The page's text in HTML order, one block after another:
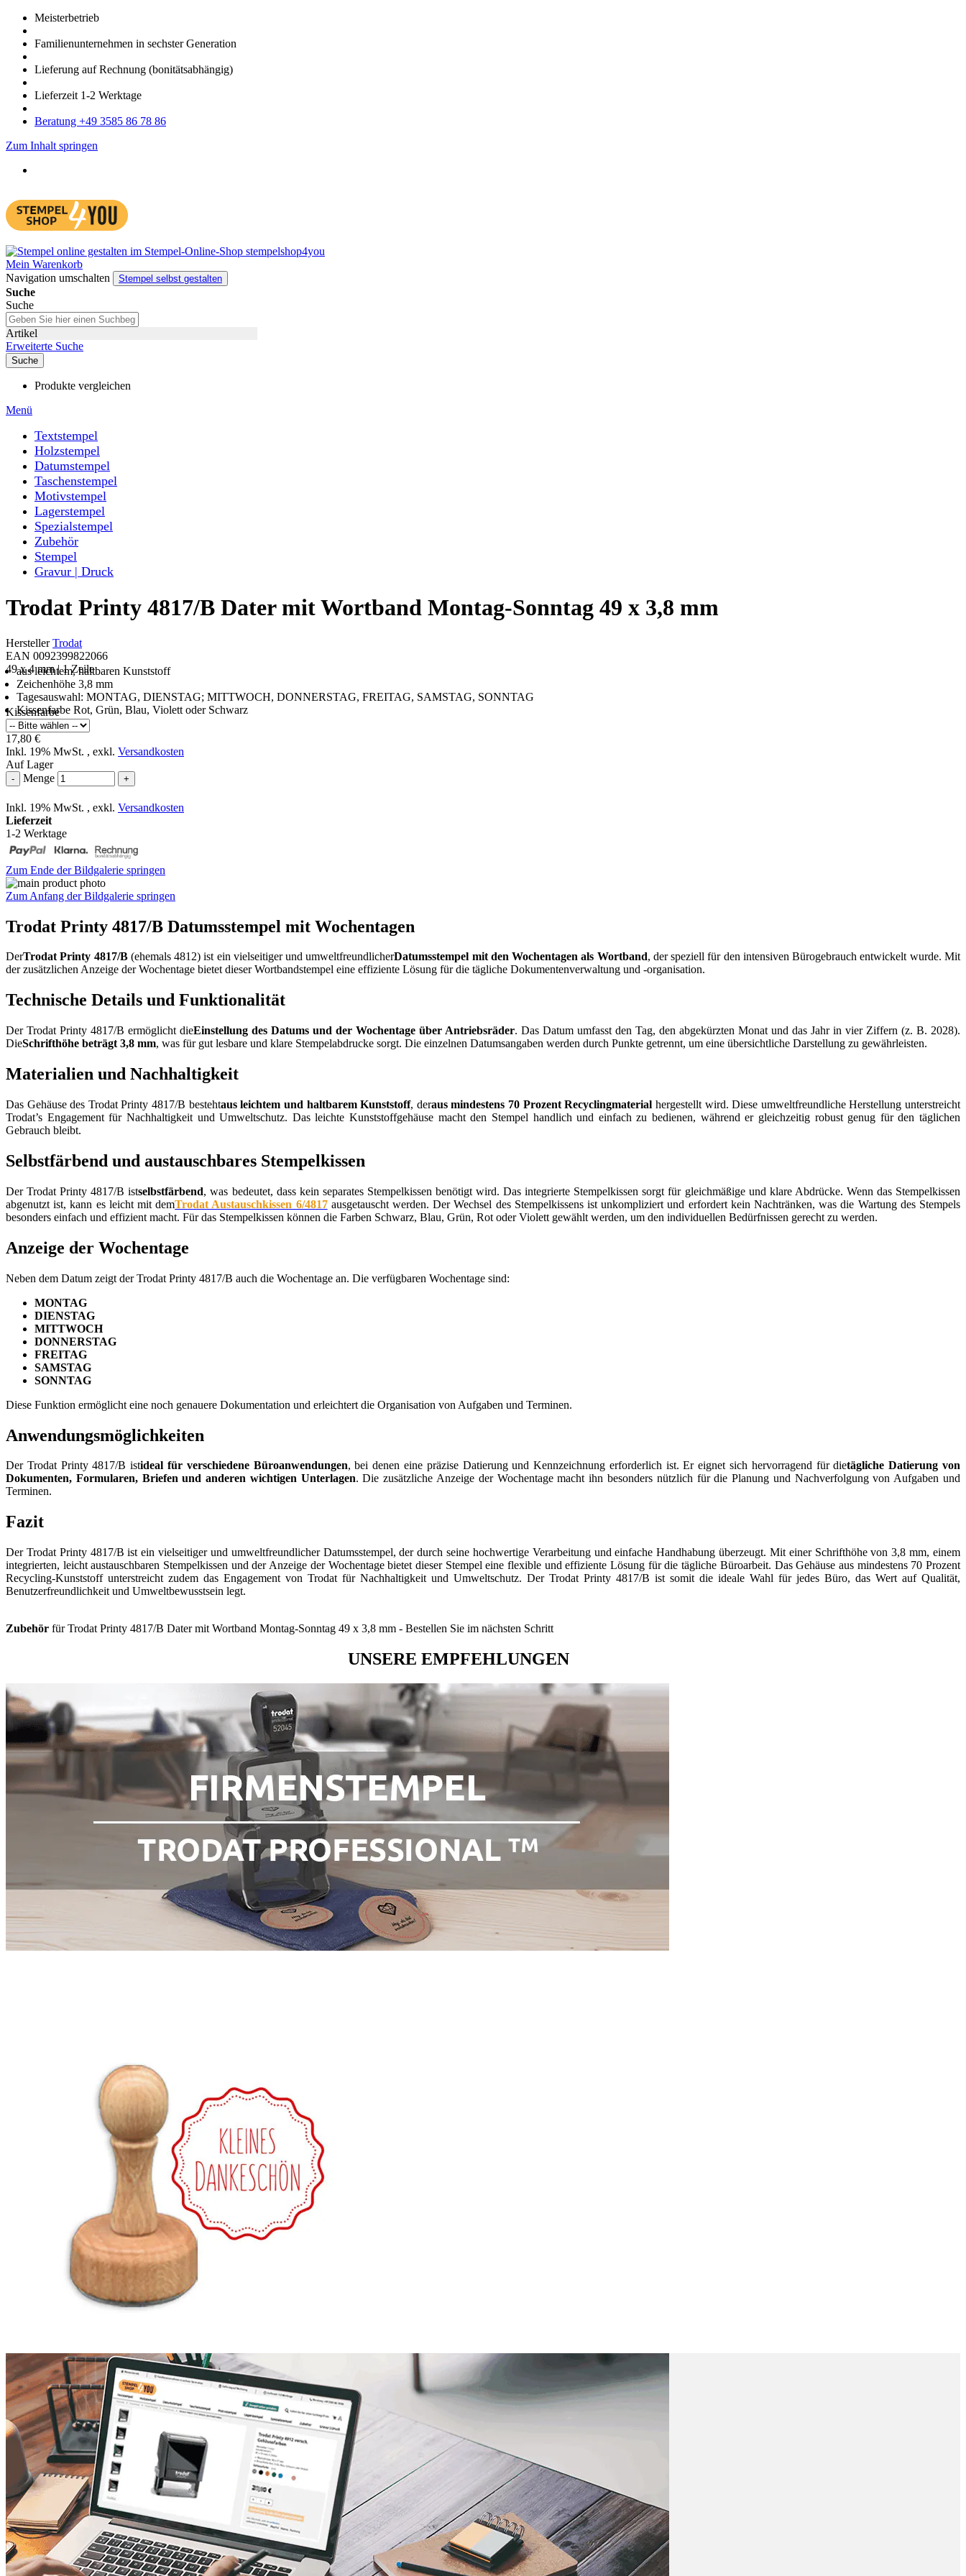
Meister­betrieb
Familien­unter­nehmen in sechster Gene­ration
Lieferung auf Rech­nung (bonitätsabhängig)
Liefer­zeit 1-2 Werk­tage
Bera­tung +49 3585 86 78 86
Zum Inhalt springen
Mein Warenkorb
Navigation umschalten
Stempel selbst gestalten
Suche
Suche
Artikel
Erweiterte Suche
Suche
Produkte vergleichen
Menü
Textstempel
Holzstempel
Datumstempel
Taschenstempel
Motivstempel
Lagerstempel
Spezialstempel
Zubehör
Stempel
Gravur | Druck
Trodat Printy 4817/B Dater mit Wortband Montag-Sonntag 49 x 3,8 mm
HerstellerTrodat
EAN 0092399822066
49 x 4 mm | 1 Zeile
aus leichtem, haltbaren Kunststoff
Zeichenhöhe 3,8 mm
Tagesauswahl: MONTAG, DIENSTAG; MITTWOCH, DONNERSTAG, FREITAG, SAMSTAG, SONNTAG
Kissenfarbe Rot, Grün, Blau, Violett oder Schwarz
Kissenfarbe
17,80 €
Inkl. 19% MwSt. , exkl. Versandkosten
Auf Lager
- Menge +
Inkl. 19% MwSt. , exkl. Versandkosten
Lieferzeit
1-2 Werktage
Zum Ende der Bildgalerie springen
Zum Anfang der Bildgalerie springen
Trodat Printy 4817/B Datumsstempel mit Wochentagen
DerTrodat Printy 4817/B(ehemals 4812) ist ein vielseitiger und umweltfreundlicherDatumsstempel mit den Wochentagen als Wortband, der speziell für den intensiven Bürogebrauch entwickelt wurde. Mit
der zusätzlichen Anzeige der Wochentage bietet dieser Wortbandstempel eine effiziente Lösung für die tägliche Dokumentenverwaltung und -organisation.
Technische Details und Funktionalität
Der Trodat Printy 4817/B ermöglicht dieEinstellung des Datums und der Wochentage über Antriebsräder. Das Datum umfasst den Tag, den abgekürzten Monat und das Jahr in vier Ziffern (z. B. 2028).
DieSchrifthöhe beträgt 3,8 mm, was für gut lesbare und klare Stempelabdrucke sorgt. Die einzelnen Datumsangaben werden durch Punkte getrennt, um eine übersichtliche Darstellung zu gewährleisten.
Materialien und Nachhaltigkeit
Das Gehäuse des Trodat Printy 4817/B bestehtaus leichtem und haltbarem Kunststoff, deraus mindestens 70 Prozent Recyclingmaterial hergestellt wird. Diese umweltfreundliche Herstellung unterstreicht
Trodat’s Engagement für Nachhaltigkeit und Umweltschutz. Das leichte Kunststoffgehäuse macht den Stempel handlich und einfach zu bedienen, während er gleichzeitig robust genug für den täglichen
Gebrauch bleibt.
Selbstfärbend und austauschbares Stempelkissen
Der Trodat Printy 4817/B istselbstfärbend, was bedeutet, dass kein separates Stempelkissen benötigt wird. Das integrierte Stempelkissen sorgt für gleichmäßige und klare Abdrücke. Wenn das Stempelkissen
abgenutzt ist, kann es leicht mit demTrodat Austauschkissen 6/4817ausgetauscht werden. Der Wechsel des Stempelkissens ist unkompliziert und erfordert kein Nachtränken, was die Wartung des Stempels
besonders einfach und effizient macht. Für das Stempelkissen können die Farben Schwarz, Blau, Grün, Rot oder Violett gewählt werden, um den individuellen Bedürfnissen gerecht zu werden.
Anzeige der Wochentage
Neben dem Datum zeigt der Trodat Printy 4817/B auch die Wochentage an. Die verfügbaren Wochentage sind:
MONTAG
DIENSTAG
MITTWOCH
DONNERSTAG
FREITAG
SAMSTAG
SONNTAG
Diese Funktion ermöglicht eine noch genauere Dokumentation und erleichtert die Organisation von Aufgaben und Terminen.
Anwendungsmöglichkeiten
Der Trodat Printy 4817/B istideal für verschiedene Büroanwendungen, bei denen eine präzise Datierung und Kennzeichnung erforderlich ist. Er eignet sich hervorragend für dietägliche Datierung von
Dokumenten, Formularen, Briefen und anderen wichtigen Unterlagen. Die zusätzliche Anzeige der Wochentage macht ihn besonders nützlich für die Planung und Nachverfolgung von Aufgaben und
Terminen.
Fazit
Der Trodat Printy 4817/B ist ein vielseitiger und umweltfreundlicher Datumsstempel, der durch seine hochwertige Verarbeitung und einfache Handhabung überzeugt. Mit einer Schrifthöhe von 3,8 mm, einem
integrierten, leicht austauschbaren Stempelkissen und der Anzeige der Wochentage bietet dieser Stempel eine flexible und effiziente Lösung für die tägliche Büroarbeit. Das Gehäuse aus mindestens 70 Prozent
Recycling-Kunststoff unterstreicht zudem das Engagement von Trodat für Nachhaltigkeit und Umweltschutz. Der Trodat Printy 4817/B ist somit die ideale Wahl für jedes Büro, das Wert auf Qualität,
Benutzerfreundlichkeit und Umweltbewusstsein legt.
Zubehör für Trodat Printy 4817/B Dater mit Wortband Montag-Sonntag 49 x 3,8 mm - Bestellen Sie im nächsten Schritt
UNSERE EMPFEHLUNGEN